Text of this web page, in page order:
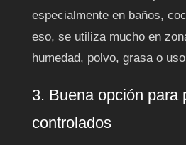
especialmente en baños,
eso, se utiliza mucho en
humedad, polvo, grasa o
3. Buena opción para
controlados